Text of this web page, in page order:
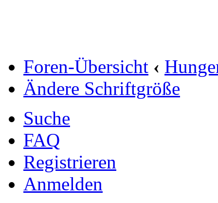
Foren-Übersicht ‹
Ändere Schriftgröße
Suche
FAQ
Registrieren
Anmelden